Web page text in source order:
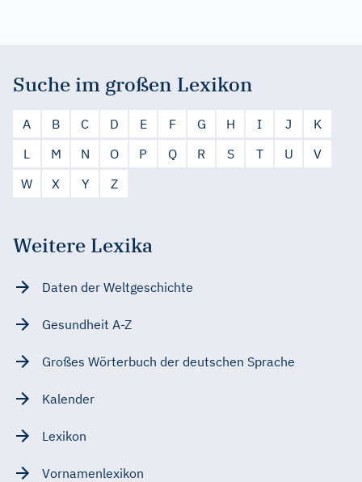
Suche im großen Lexikon
A B C D E F G H I J
K
L
M N O P Q R S T U
V
W
X Y Z
Weitere Lexika
Daten der Weltgeschichte
Gesundheit A-Z
Großes Wörterbuch der deutschen Sprache
Kalender
Lexikon
Vornamenlexikon